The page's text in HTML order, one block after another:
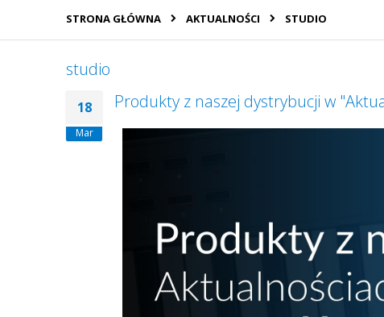
STRONA GŁÓWNA AKTUALNOŚCI STUDIO
studio
18
Mar
Produkty z naszej dystrybucji w